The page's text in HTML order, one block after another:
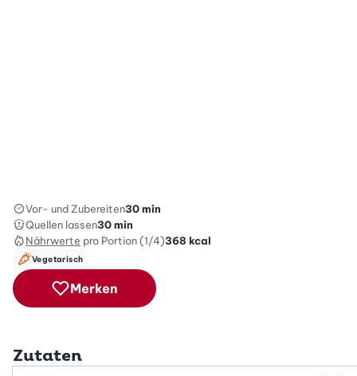
Vor- und Zubereiten30 min
Quellen lassen30 min
Nährwerte pro Portion (1/4)368 kcal
Vegetarisch
Merken
Zutaten